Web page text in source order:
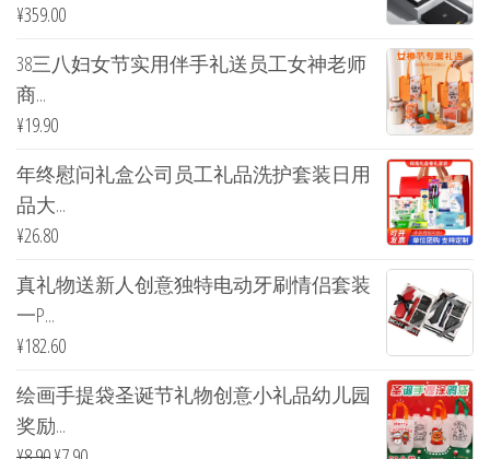
¥359.00
38三八妇女节实用伴手礼送员工女神老师
商...
¥19.90
年终慰问礼盒公司员工礼品洗护套装日用
品大...
¥26.80
真礼物送新人创意独特电动牙刷情侣套装
一P...
¥182.60
绘画手提袋圣诞节礼物创意小礼品幼儿园
奖励...